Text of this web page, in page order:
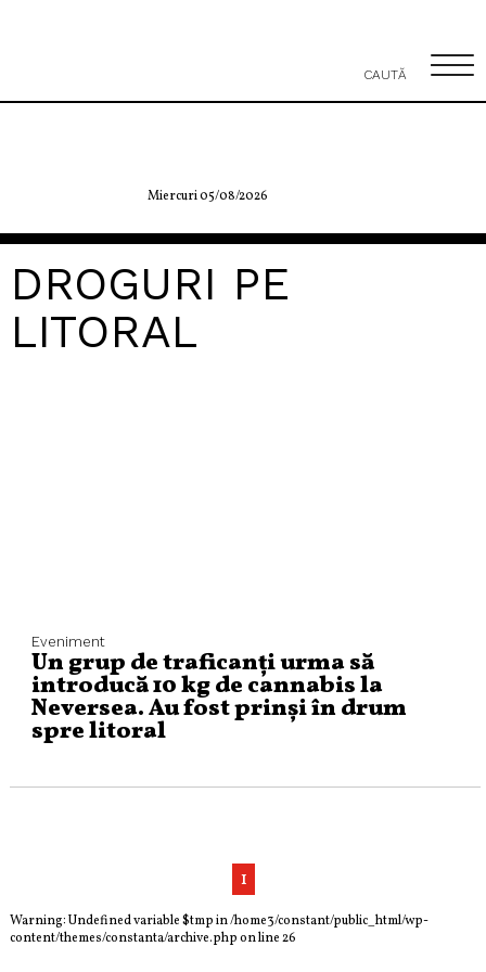
Miercuri 05/08/2026
CAUTĂ
DROGURI PE
LITORAL
Eveniment
Un grup de traficanți urma să
introducă 10 kg de cannabis la
Neversea. Au fost prinși în drum
spre litoral
1
Warning: Undefined variable $tmp in/home3/constant/public_html/wp-
content/themes/constanta/archive.phpon line26